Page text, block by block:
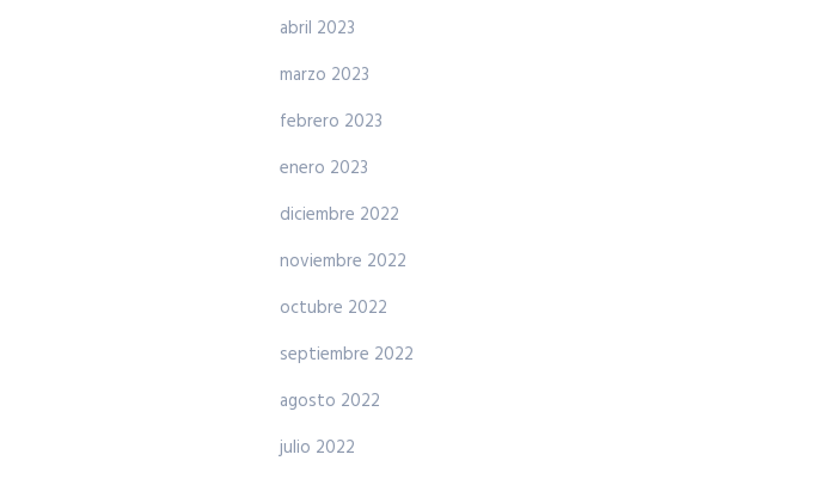
abril 2023
marzo 2023
febrero 2023
enero 2023
diciembre 2022
noviembre 2022
octubre 2022
septiembre 2022
agosto 2022
julio 2022